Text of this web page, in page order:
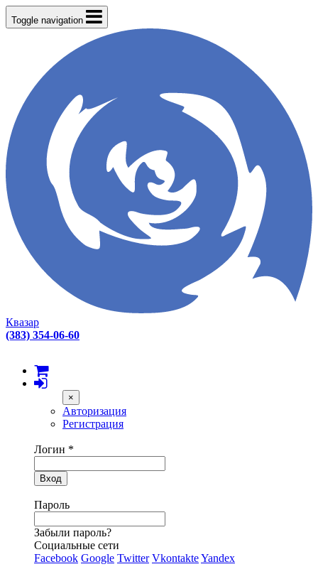
Toggle navigation
Квазар
(383) 354-06-60
×
Авторизация
Регистрация
Логин *
Вход
Пароль
Забыли пароль?
Социальные сети
Facebook Google Twitter VkontakteYandex